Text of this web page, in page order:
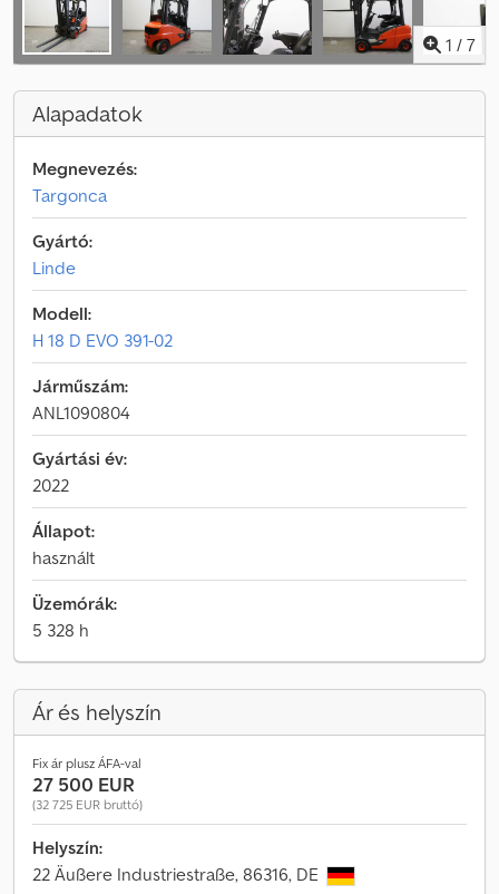
1 / 7
Alapadatok
Megnevezés:
Targonca
Gyártó:
Linde
Modell:
H 18 D EVO 391-02
Járműszám:
ANL1090804
Gyártási év:
2022
Állapot:
használt
Üzemórák:
5 328 h
Ár és helyszín
Fix ár plusz ÁFA-val
27 500 EUR
(32 725 EUR bruttó)
Helyszín:
22 Äußere Industriestraße, 86316, DE